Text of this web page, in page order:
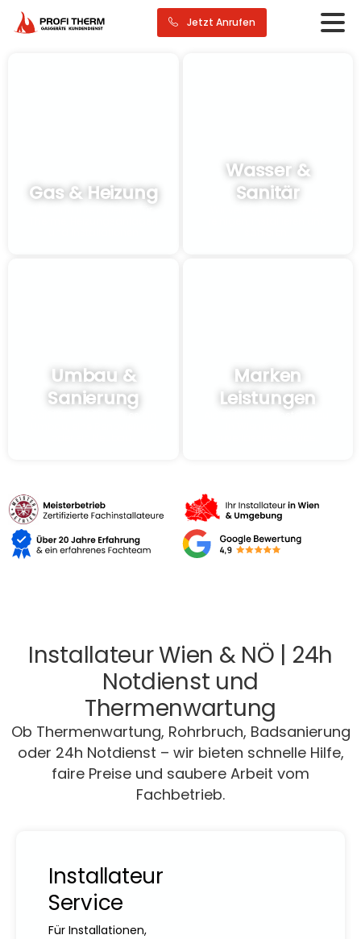
Jetzt Anrufen
Gas & Heizung
Wasser &
Sanitär
Umbau &
Sanierung
Marken
Leistungen
24/7 AM TAG
Installateur Wien & NÖ | 24h
Notdienst und
Thermenwartung
Ob Thermenwartung, Rohrbruch, Badsanierung
oder 24h Notdienst – wir bieten schnelle Hilfe,
faire Preise und saubere Arbeit vom
Fachbetrieb.
Installateur
Service
Für Installationen,